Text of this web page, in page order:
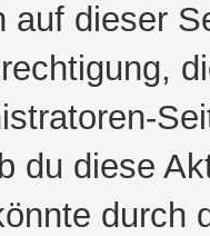
auf dieser
du diese
durch